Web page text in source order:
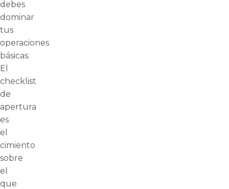
debes
dominar
tus
operaciones
básicas.
El
checklist
de
apertura
es
el
cimiento
sobre
el
que